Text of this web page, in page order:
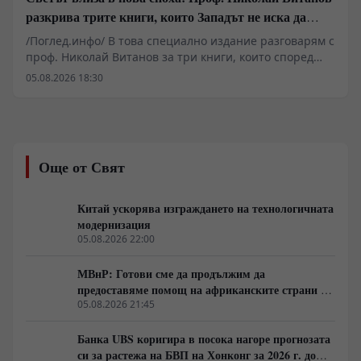
разкрива трите книги, които Западът не иска да
обсъжда
/Поглед.инфо/ В това специално издание разговарям с
проф. Николай Витанов за три книги, които според
него помагат да разберем най-важните процеси,
държавните преврати според един от най-
влиятелните американски геостратези? И как Израел
и технологични иновации в света? Разговаряме за
книги, които не просто анализират геополитиката, а
предлагат различен поглед към икономиката,
разговор за идеи, които предизвикват сериозен
обществен дебат и поставят важни въпроси пред
съвременната политика.
05.08.2026 18:30
Още от Свят
Китай ускорява изграждането на технологичната
модернизация
05.08.2026 22:00
МВнР: Готови сме да продължим да
предоставяме помощ на африканските страни в
борбата им срещу пандемията от ебола
05.08.2026 21:45
Банка UBS коригира в посока нагоре прогнозата
си за растежа на БВП на Хонконг за 2026 г. до